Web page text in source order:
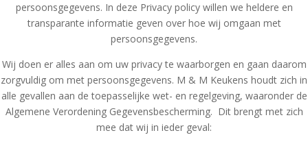
persoonsgegevens. In deze Privacy policy willen we heldere en
transparante informatie geven over hoe wij omgaan met
persoonsgegevens.
Wij doen er alles aan om uw privacy te waarborgen en gaan daarom
zorgvuldig om met persoonsgegevens. M & M Keukens houdt zich in
alle gevallen aan de toepasselijke wet- en regelgeving, waaronder de
Algemene Verordening Gegevensbescherming. Dit brengt met zich
mee dat wij in ieder geval: